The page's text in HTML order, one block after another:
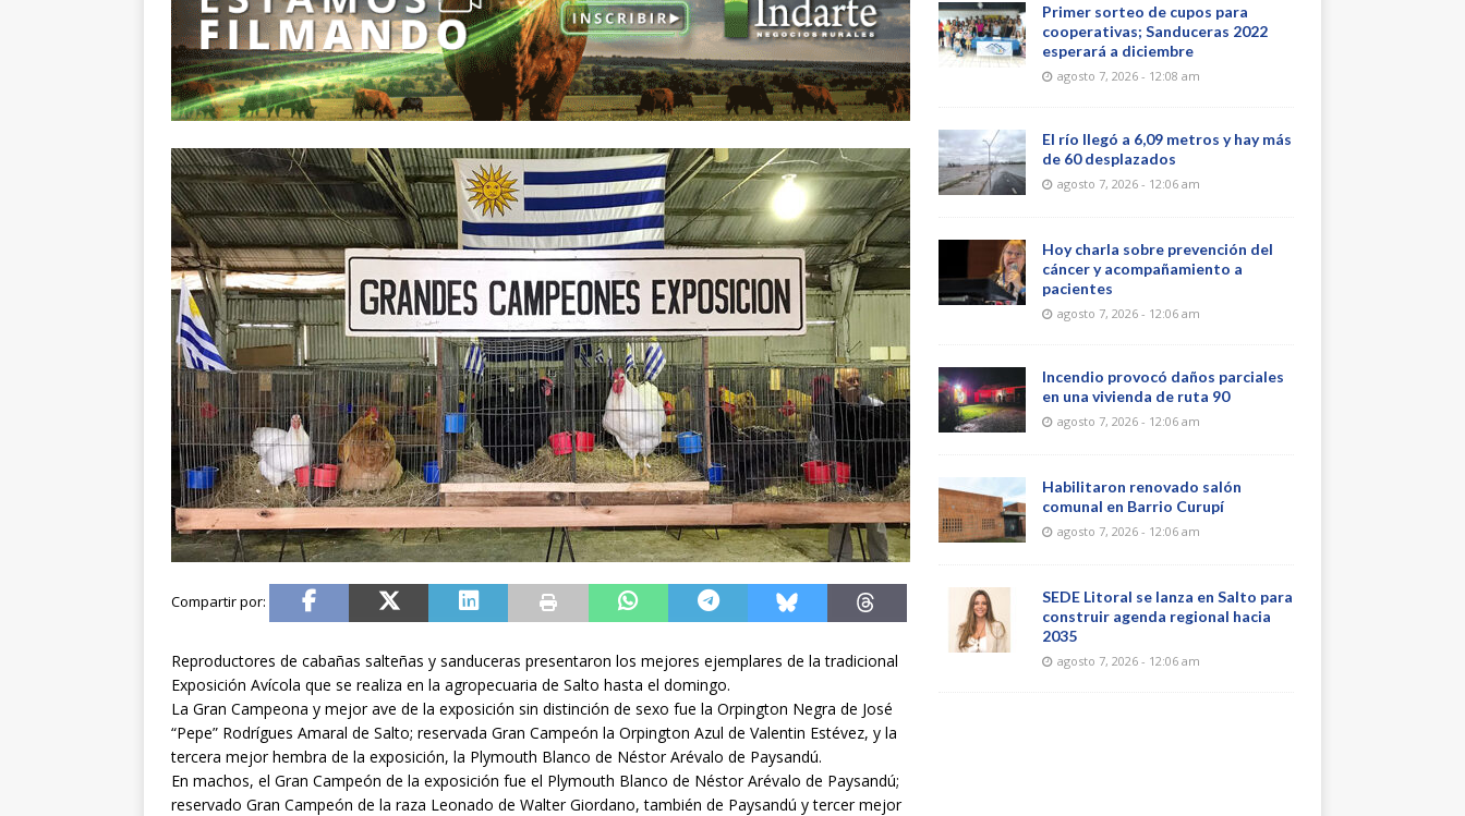
Reproductores de cabañas salteñas y sanduceras presentaron los mejores ejemplares de la tradicional
Exposición Avícola que se realiza en la agropecuaria de Salto hasta el domingo.
La Gran Campeona y mejor ave de la exposición sin distinción de sexo fue la Orpington Negra de José
“Pepe” Rodrígues Amaral de Salto; reservada Gran Campeón la Orpington Azul de Valentin Estévez, y la
tercera mejor hembra de la exposición, la Plymouth Blanco de Néstor Arévalo de Paysandú.
En machos, el Gran Campeón de la exposición fue el Plymouth Blanco de Néstor Arévalo de Paysandú;
reservado Gran Campeón de la raza Leonado de Walter Giordano, también de Paysandú y tercer mejor
Primer sorteo de cupos para
cooperativas; Sanduceras 2022
esperará a diciembre
agosto 7, 2026 - 12:08 am
El río llegó a 6,09 metros y hay más
de 60 desplazados
agosto 7, 2026 - 12:06 am
Hoy charla sobre prevención del
cáncer y acompañamiento a
pacientes
agosto 7, 2026 - 12:06 am
Incendio provocó daños parciales
en una vivienda de ruta 90
agosto 7, 2026 - 12:06 am
Habilitaron renovado salón
comunal en Barrio Curupí
agosto 7, 2026 - 12:06 am
SEDE Litoral se lanza en Salto para
construir agenda regional hacia
2035
agosto 7, 2026 - 12:06 am